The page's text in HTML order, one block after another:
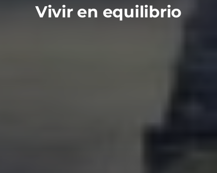
Vivir en equilibrio